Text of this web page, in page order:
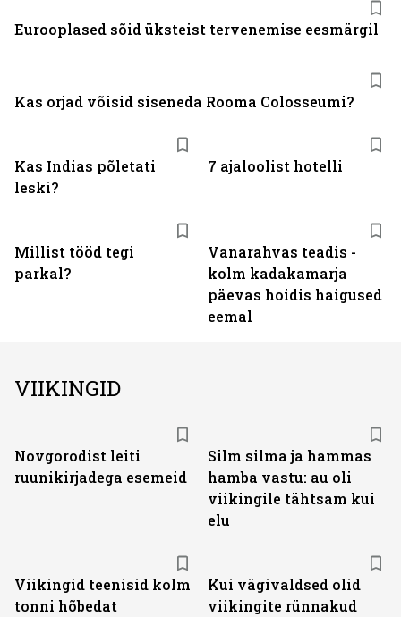
Kas Indias põletati
leski?
7 ajaloolist hotelli
Millist tööd tegi
parkal?
Vanarahvas teadis -
kolm kadakamarja
päevas hoidis haigused
eemal
Eurooplased sõid üksteist tervenemise eesmärgil
Kas orjad võisid siseneda Rooma Colosseumi?
VIIKINGID
Novgorodist leiti
ruunikirjadega esemeid
Silm silma ja hammas
hamba vastu: au oli
viikingile tähtsam kui
elu
Viikingid teenisid kolm
tonni hõbedat
Kui vägivaldsed olid
viikingite rünnakud